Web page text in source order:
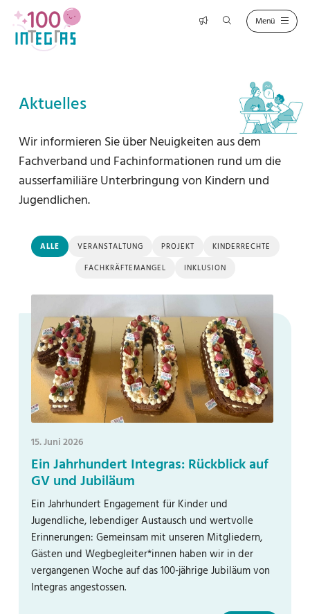
Aktuelles
Wir informieren Sie über Neuigkeiten aus dem
Fachverband und Fachinformationen rund um die
ausserfamiliäre Unterbringung von Kindern und
Jugendlichen.
ALLE VERANSTALTUNG PROJEKT
KINDERRECHTE
FACHKRÄFTEMANGEL
INKLUSION
15. Juni 2026
Ein Jahrhundert Integras: Rückblick auf
GV und Jubiläum
Ein Jahrhundert Engagement für Kinder und
Jugendliche, lebendiger Austausch und wertvolle
Erinnerungen: Gemeinsam mit unseren Mitgliedern,
Gästen und Wegbegleiter*innen haben wir in der
vergangenen Woche auf das 100-jährige Jubiläum von
Integras angestossen.